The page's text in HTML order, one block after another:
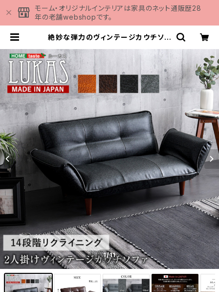
モーム・オリジナルインテリアは家具のネット通販歴28
年の老舗webshopです。
絶妙な弾力のヴィンテージカウチソフ
-VTCO-1 | 家具の通販専門店 MO
1/11